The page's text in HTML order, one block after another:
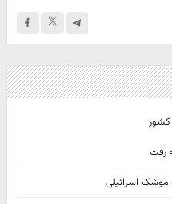
کشور
رفت
موشک اسرائیلی